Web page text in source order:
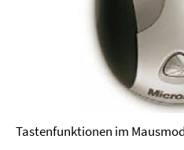
Tastenfunktionen im